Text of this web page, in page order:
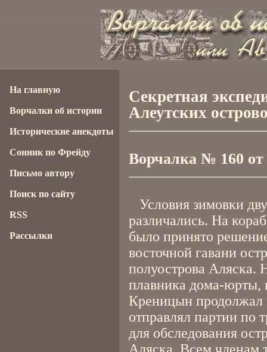
Секретная
Алеутских
Ворчалка № 160 от
Условия зимовки
различались. На
было принято
восточной гавани
полуострова Аляска.
плавника дома-юрты,
Креницын продолжал
отправлял партии по
для обследования
На главную
Ворчалки об истории
Исторические анекдоты
Сонник по Фрейду
Письмо автору
Поиск по сайту
RSS
Рассылки